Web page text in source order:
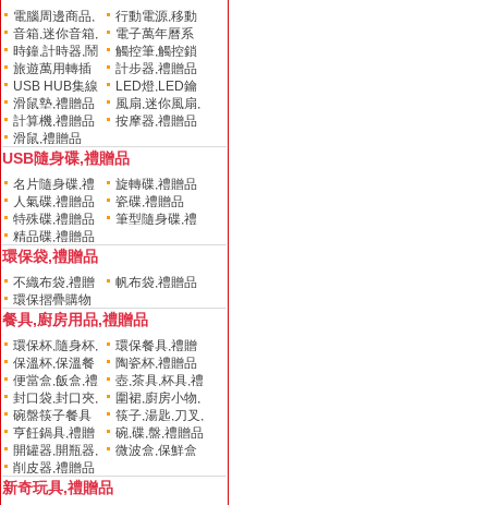
贈品
電腦周邊商品,
禮贈品
行動電源,移動
電源,禮贈品
音箱,迷你音箱,
禮贈品
電子萬年曆系
列,禮贈品
時鐘,計時器,鬧
鐘,禮贈品
觸控筆,觸控鎖
圈,觸控吊飾,禮贈
品
旅遊萬用轉插
頭,禮贈品
計步器,禮贈品
USB HUB集線
器,讀卡器,禮贈品
LED燈,LED鑰
匙扣,手電筒,禮贈
品
滑鼠墊,禮贈品
風扇,迷你風扇,
禮贈品
計算機,禮贈品
按摩器,禮贈品
滑鼠,禮贈品
USB隨身碟,禮贈品
名片隨身碟,禮
贈品
旋轉碟,禮贈品
人氣碟,禮贈品
瓷碟,禮贈品
特殊碟,禮贈品
筆型隨身碟,禮
精品碟,禮贈品
環保袋,禮贈品
不織布袋,禮贈
品
帆布袋,禮贈品
環保摺疊購物
袋,造型款,禮贈品
餐具,廚房用品,禮贈品
環保杯,隨身杯,
水壺,禮贈品
環保餐具,禮贈
品
保溫杯,保溫餐
具,禮贈品
陶瓷杯,禮贈品
便當盒,飯盒,禮
贈品
壺,茶具,杯具,禮
贈品
封口袋,封口夾,
密封袋,禮贈品
圍裙,廚房小物,
禮贈品
碗盤筷子餐具
組,禮贈品
筷子,湯匙,刀叉,
禮贈品
亨飪鍋具,禮贈
品
碗,碟,盤,禮贈品
開罐器,開瓶器,
禮贈品
微波盒,保鮮盒
削皮器,禮贈品
新奇玩具,禮贈品